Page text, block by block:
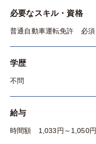
必要なスキル・資格
普通自動車運転免許 必須
学歴
不問
給与
時間額 1,033円～1,050円